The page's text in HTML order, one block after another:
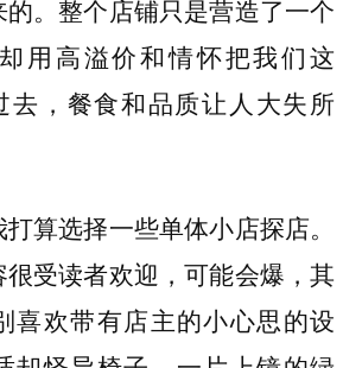
。整个店铺只是营造了一个
用高溢价和情怀把我们这
去，餐食和品质让人大失所
算选择一些单体小店探店。
受读者欢迎，可能会爆，其
喜欢带有店主的小心思的设